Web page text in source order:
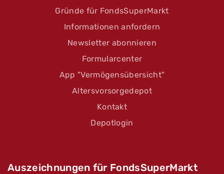
Gründe für FondsSuperMarkt
Informationen anfordern
Newsletter abonnieren
Formularcenter
App "Vermögensübersicht"
Altersvorsorgedepot
Kontakt
Depotlogin
Auszeichnungen für FondsSuperMarkt